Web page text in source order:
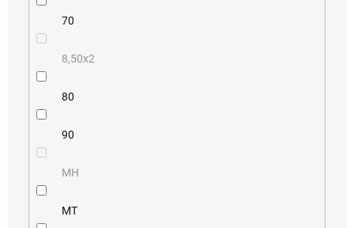
70
8,50x2
80
90
MH
MT